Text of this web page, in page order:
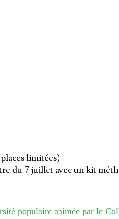
limitées)
du 7 juillet avec un kit
populaire animée par le